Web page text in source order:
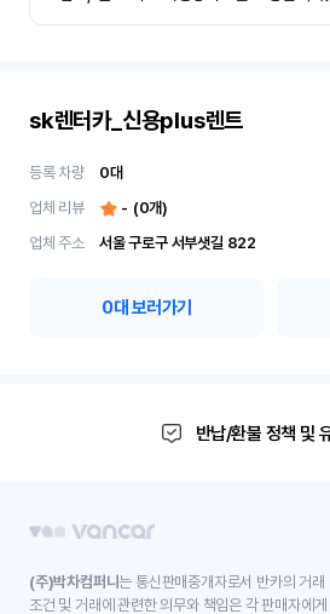
sk렌터카_신용plus렌트
등록 차량 0대
업체 리뷰
- (0개)
업체 주소
서울 구로구 서부샛길 822
0대 보러가기
반납/환불 정책 및
(주)박차컴퍼니는 통신판매중개자로서 반카의 거
조건 및 거래에 관련한 의무와 책임은 각 판매자에